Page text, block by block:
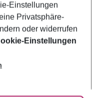
Einstellungen
Privatsphäre-
oder widerrufen
Einstellungen